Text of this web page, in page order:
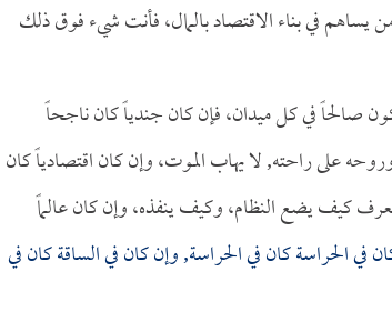
في بناء الاقتصاد بالمال، فأنت شيء فوق ذلك
صالحاً في كل ميدان، فإن كان جندياً كان ناجحاً
على راحته, لا يهاب الموت، وإن كان اقتصادياً كان
يعرف كيف يضع النظام، وكيف ينفذه، وإن كان عالماً
في الحراسة كان في الحراسة, وإن كان في الساقة كان في